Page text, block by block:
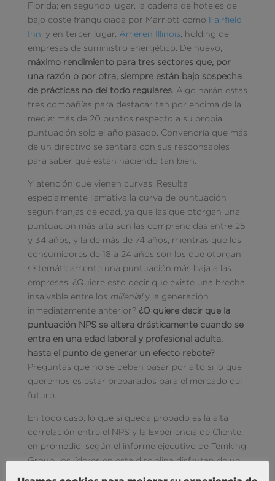
Florida; en segundo lugar, la cadena de hoteles de
bajo coste franquiciada por Marriott como Fairfield
Inn; y en tercer lugar, Ameren Illinois , holding de
empresas de suministro energético. De nuevo,
máximo rendimiento para tres sectores que, por
una razón o por otra, siempre están bajo sospecha
de prácticas no del todo regulares. Algo harán estas
tres compañías para destacar tan por encima de la
media: más de 20 puntos respecto a su propia
puntuación solo el año pasado. Convendría que más
de un directivo se sentara con sus responsables
para saber qué están haciendo tan bien.
Y atención que vienen curvas. Resulta
especialmente llamativa la curva de puntuación
según franjas de edad, ya que las que otorgan una
puntuación más alta son las comprendidas entre 25
y 34 años, y la de más de 74 años, mientras que los
consumidores de 18 a 24 años son los que otorgan
sistemáticamente una puntuación más baja a las
empresas. ¿Quiere esto decir que existe una brecha
insalvable entre los millenialy la generación
inmediatamente anterior? ¿O quiere decir que la
puntuación NPS se altera drásticamente cuando se
entra en una edad laboral y profesional adulta,
hasta el punto de generar un efecto rebote?
Preguntas que no se deben pasar por alto si lo que
queremos es estar preparados para el mercado del
futuro.
En todo caso, lo que sí queda probado es la alta
correlación entre el NPS y la Experiencia de Cliente:
en promedio, según el informe ejecutivo de Temking
Group, los líderes en esta disciplina disfrutan de un